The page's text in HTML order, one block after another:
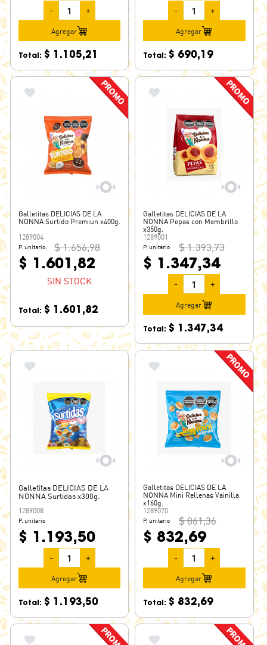
- +
Agregar
Total: $ 1.105,21
- +
Agregar
Total: $ 690,19
Galletitas DELICIAS DE LA
NONNA Surtido Premiun x400g.
1289004
P. unitario $ 1.656,98
$ 1.601,82
SIN STOCK
Total: $ 1.601,82
Galletitas DELICIAS DE LA
NONNA Pepas con Membrillo
x350g.
1289001
P. unitario $ 1.393,73
$ 1.347,34
- +
Agregar
Total: $ 1.347,34
Galletitas DELICIAS DE LA
NONNA Surtidas x300g.
1289008
P. unitario
$ 1.193,50
- +
Agregar
Total: $ 1.193,50
Galletitas DELICIAS DE LA
NONNA Mini Rellenas Vainilla
x160g.
1289070
P. unitario $ 861,36
$ 832,69
- +
Agregar
Total: $ 832,69